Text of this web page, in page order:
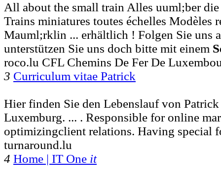
All about the small train Alles uuml;ber
Trains miniatures toutes échelles Modèles
Mauml;rklin ... erhältlich ! Folgen Sie uns
unterstützen Sie uns doch bitte mit einem
roco.lu CFL Chemins De Fer De
3 Curriculum vitae Patrick
Hier finden Sie den Lebenslauf von Patrick
Luxemburg. ... . Responsible for online
optimizingclient relations. Having special
turnaround.lu
4 Home | IT One it